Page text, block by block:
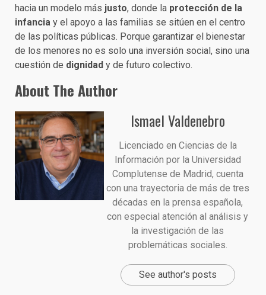
hacia un modelo más justo, donde la protección de la
infancia y el apoyo a las familias se sitúen en el centro
de las políticas públicas. Porque garantizar el bienestar
de los menores no es solo una inversión social, sino una
cuestión de dignidad y de futuro colectivo.
About The Author
Ismael Valdenebro
Licenciado en Ciencias de la
Información por la Universidad
Complutense de Madrid, cuenta
con una trayectoria de más de tres
décadas en la prensa española,
con especial atención al análisis y
la investigación de las
problemáticas sociales.
See author's posts